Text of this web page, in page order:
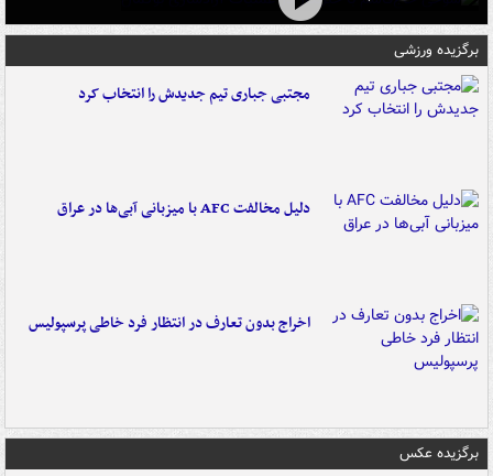
برگزیده ورزشی
مجتبی جباری تیم جدیدش را انتخاب کرد
دلیل مخالفت AFC با میزبانی آبی‌ها در عراق
اخراج بدون تعارف در انتظار فرد خاطی پرسپولیس
برگزیده عکس